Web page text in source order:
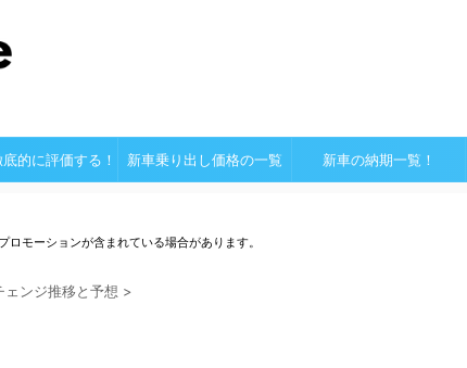
的に評価する！ 新車乗り出し価格の一覧 新車の納期一覧！
モーションが含まれている場合があります。
ェンジ推移と予想 >